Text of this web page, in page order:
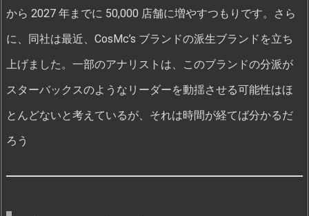
から 2027 年までに 50,000 店舗に増やすつもりです。さら
に、同社は最近、CosMc’s ブランドの派生ブランドを立ち
上げました。一部のアナリストは、このブランドの分派が
スターバックスのようなリーダーを動揺させる可能性はほ
とんどないと考えているが、それは時間が経てば分かるだ
ろう